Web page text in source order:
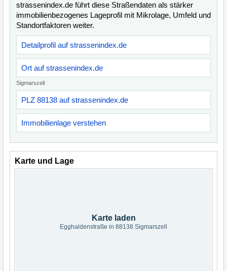
strassenindex.de führt diese Straßendaten als stärker
immobilienbezogenes Lageprofil mit Mikrolage, Umfeld und
Standortfaktoren weiter.
Detailprofil auf strassenindex.de
Ort auf strassenindex.de
Sigmarszell
PLZ 88138 auf strassenindex.de
Immobilienlage verstehen
Karte und Lage
Karte laden
Egghaldenstraße in 88138 Sigmarszell